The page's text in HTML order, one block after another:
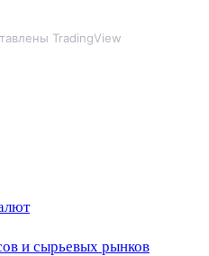
TradingView
и сырьевых рынков